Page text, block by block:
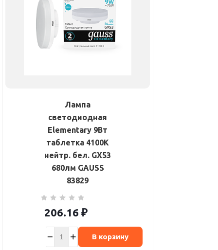
Лампа
светодиодная
Elementary 9Вт
таблетка 4100К
нейтр. бел. GX53
680лм GAUSS
83829
206.16 ₽
В корзину